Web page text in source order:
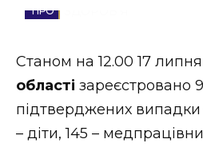
Соціум
Спорт
Стиль життя
Станом на 12.00 17
області зареєстровано
підтверджених випадки
– діти, 145 –